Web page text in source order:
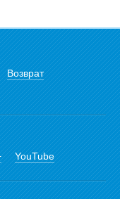
Возврат
YouTube